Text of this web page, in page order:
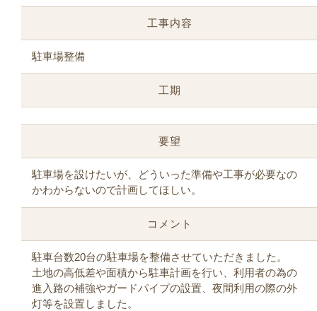
工事内容
駐車場整備
工期
要望
駐車場を設けたいが、どういった準備や工事が必要なの
かわからないので計画してほしい。
コメント
駐車台数20台の駐車場を整備させていただきました。
土地の高低差や面積から駐車計画を行い、利用者の為の
進入路の補強やガードパイプの設置、夜間利用の際の外
灯等を設置しました。